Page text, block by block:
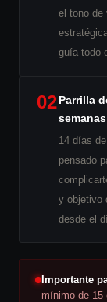
el tono de
guía todo
02Parrilla
14 días
pensado
y objetivo
desde el
Importante
mínimo de 15